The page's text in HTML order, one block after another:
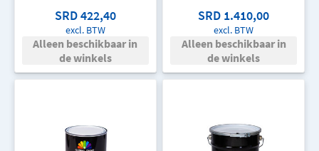
SRD 422,40
excl. BTW
Alleen beschikbaar in
de winkels
SRD 1.410,00
excl. BTW
Alleen beschikbaar in
de winkels